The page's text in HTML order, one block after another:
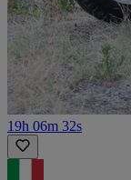
19h 06m 32s